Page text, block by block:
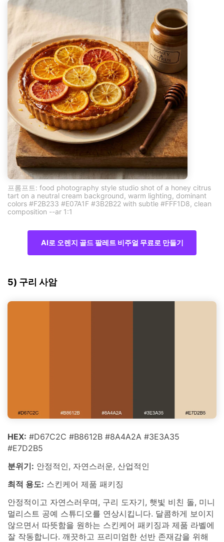
프롬프트: food photography style studio shot of a honey citrus
tart on a neutral cream background, warm lighting, dominant
colors #F2B233 #E07A1F #3B2B22 with subtle #FFF1D8, clean
composition --ar 1:1
AI로 오렌지 골드 팔레트 비주얼 무료로 만들기
5) 구리 사암
HEX: #D67C2C #B8612B #8A4A2A #3E3A35
#E7D2B5
분위기: 안정적인, 자연스러운, 산업적인
최적 용도: 스킨케어 제품 패키징
안정적이고 자연스러우며, 구리 도자기, 햇빛 비친 돌, 미니
멀리스트 공예 스튜디오를 연상시킵니다. 달콤하게 보이지
않으면서 따뜻함을 원하는 스킨케어 패키징과 제품 라벨에
잘 작동합니다. 깨끗하고 프리미엄한 선반 존재감을 위해